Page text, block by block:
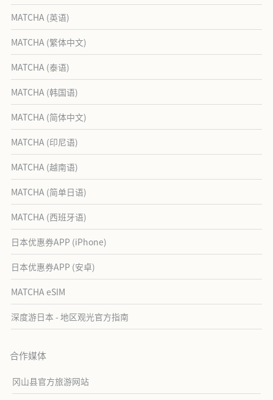
MATCHA (英语)
MATCHA (繁体中文)
MATCHA (泰语)
MATCHA (韩国语)
MATCHA (简体中文)
MATCHA (印尼语)
MATCHA (越南语)
MATCHA (简单日语)
MATCHA (西班牙语)
日本优惠券APP (iPhone)
日本优惠券APP (安卓)
MATCHA eSIM
深度游日本 - 地区观光官方指南
合作媒体
冈山县官方旅游网站